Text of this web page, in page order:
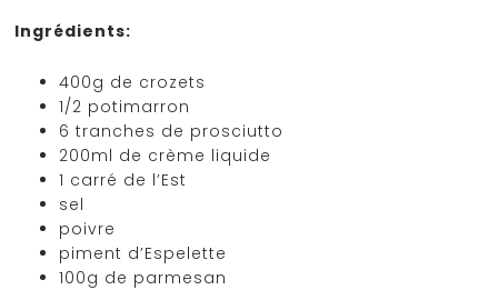
Ingrédients:
400g de crozets
1/2 potimarron
6 tranches de prosciutto
200ml de crème liquide
1 carré de l’Est
sel
poivre
piment d’Espelette
100g de parmesan